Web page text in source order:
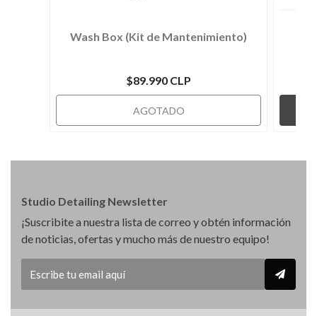
Wash Box (Kit de Mantenimiento)
$89.990 CLP
AGOTADO
Studio Detailing Newsletter
¡Suscribite a nuestra lista de correo y obtén información
de noticias, ofertas y mucho más de nuestro equipo!